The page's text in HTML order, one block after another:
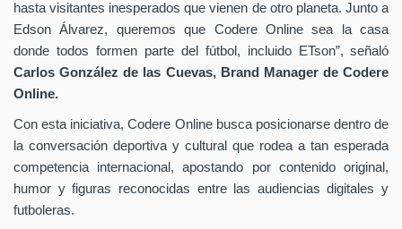
hasta visitantes inesperados que vienen de otro planeta. Junto a
Edson Álvarez, queremos que Codere Online sea la casa
donde todos formen parte del fútbol, incluido ETson”, señaló
Carlos González de las Cuevas, Brand Manager de Codere
Online.
Con esta iniciativa, Codere Online busca posicionarse dentro de
la conversación deportiva y cultural que rodea a tan esperada
competencia internacional, apostando por contenido original,
humor y figuras reconocidas entre las audiencias digitales y
futboleras.